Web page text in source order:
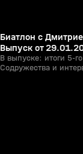
Биатлон с
Выпуск от
В выпуске: итоги 5-
Содружества и
Сегодня, 18:21